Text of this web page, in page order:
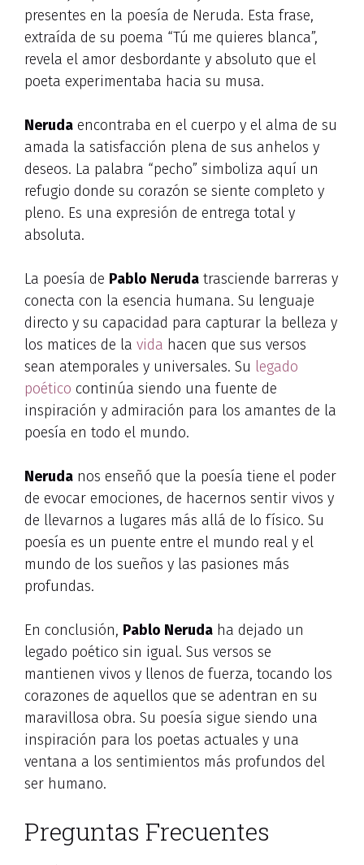
presentes en la poesía de Neruda. Esta frase,
extraída de su poema “Tú me quieres blanca”,
revela el amor desbordante y absoluto que el
poeta experimentaba hacia su musa.
Neruda encontraba en el cuerpo y el alma de su
amada la satisfacción plena de sus anhelos y
deseos. La palabra “pecho” simboliza aquí un
refugio donde su corazón se siente completo y
pleno. Es una expresión de entrega total y
absoluta.
La poesía de Pablo Neruda trasciende barreras y
conecta con la esencia humana. Su lenguaje
directo y su capacidad para capturar la belleza y
los matices de la vida hacen que sus versos
sean atemporales y universales. Su legado
poético continúa siendo una fuente de
inspiración y admiración para los amantes de la
poesía en todo el mundo.
Neruda nos enseñó que la poesía tiene el poder
de evocar emociones, de hacernos sentir vivos y
de llevarnos a lugares más allá de lo físico. Su
poesía es un puente entre el mundo real y el
mundo de los sueños y las pasiones más
profundas.
En conclusión, Pablo Neruda ha dejado un
legado poético sin igual. Sus versos se
mantienen vivos y llenos de fuerza, tocando los
corazones de aquellos que se adentran en su
maravillosa obra. Su poesía sigue siendo una
inspiración para los poetas actuales y una
ventana a los sentimientos más profundos del
ser humano.
Preguntas Frecuentes